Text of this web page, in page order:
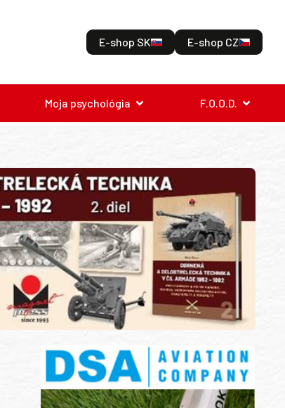
E-shop SK E-shop CZ
Moja psychológia F.O.O.D.